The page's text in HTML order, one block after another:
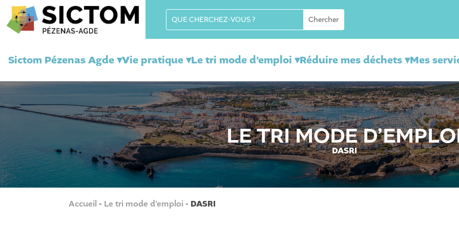
Sictom Pézenas Agde ▾Vie pratique ▾Le tri mode d’emploi ▾Réduire mes déchets ▾Mes
LE TRI MODE
DASRI
Accueil - Le tri mode d’emploi- DASRI